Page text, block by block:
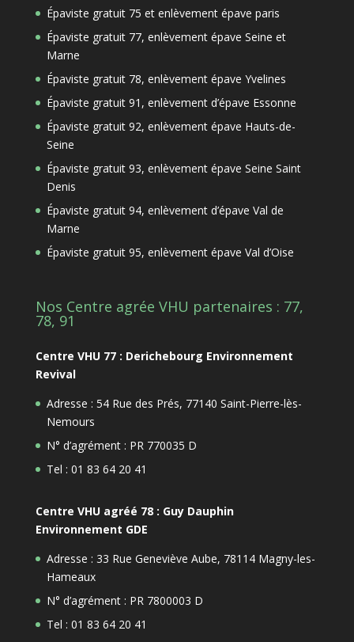
Épaviste gratuit 75 et enlèvement épave paris
Épaviste gratuit 77, enlèvement épave Seine et
Marne
Épaviste gratuit 78, enlèvement épave Yvelines
Épaviste gratuit 91, enlèvement d’épave Essonne
Épaviste gratuit 92, enlèvement épave Hauts-de-
Seine
Épaviste gratuit 93, enlèvement épave Seine Saint
Denis
Épaviste gratuit 94, enlèvement d’épave Val de
Marne
Épaviste gratuit 95, enlèvement épave Val d’Oise
Nos Centre agrée VHU partenaires : 77,
78, 91
Centre VHU 77 : Derichebourg Environnement
Revival
Adresse : 54 Rue des Prés, 77140 Saint-Pierre-lès-
Nemours
N° d’agrément : PR 770035 D
Tel : 01 83 64 20 41
Centre VHU agréé 78 : Guy Dauphin
Environnement GDE
Adresse : 33 Rue Geneviève Aube, 78114 Magny-les-
Hameaux
N° d’agrément : PR 7800003 D
Tel : 01 83 64 20 41